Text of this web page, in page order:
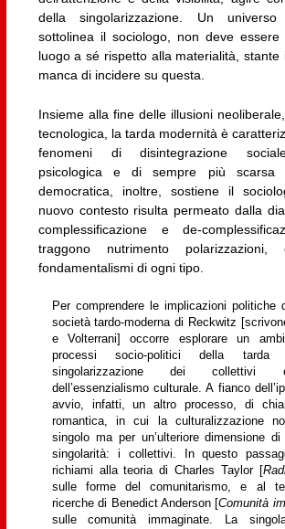
della singolarizzazione. Un
sottolinea il sociologo, non deve essere
luogo a sé rispetto alla materialità, stante
manca di incidere su questa.
Insieme alla fine delle illusioni
tecnologica, la tarda modernità è
fenomeni di disintegrazione
psicologica e di sempre più scarsa
democratica, inoltre, sostiene il
nuovo contesto risulta permeato dalla
complessificazione e de-
traggono nutrimento polarizzazioni,
fondamentalismi di ogni tipo.
Per comprendere le implicazioni politiche
società tardo-moderna di Reckwitz
e Volterrani] occorre esplorare un
processi socio-politici della tarda
singolarizzazione dei collettivi
dell’essenzialismo culturale. A fianco
avvio, infatti, un altro processo, di
romantica, in cui la culturalizzazione
singolo ma per un’ulteriore dimensione
singolarità: i collettivi. In questo
richiami alla teoria di Charles Taylor [
sulle forme del comunitarismo, e al
ricerche di Benedict Anderson [Comunità
sulle comunità immaginate. La